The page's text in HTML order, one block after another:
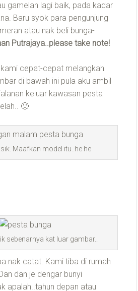
gamelan lagi baik, pada kadar
Baru syok para pengunjung
atau nak beli bunga-
Putrajaya..please take note!
cepat-cepat melangkah
di bawah ini pula aku ambil
keluar kawasan pesta
🙂
Maafkan model itu..he he
sebenarnya kat luar gambar..
nak catat. Kami tiba di rumah
dan je dengar bunyi
apalah..tahun depan atau